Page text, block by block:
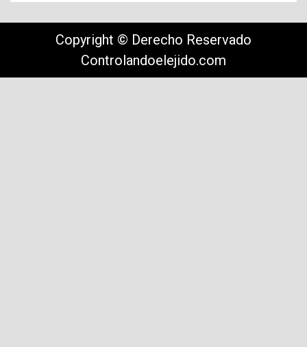
Copyright © Derecho Reservado
Controlandoelejido.com